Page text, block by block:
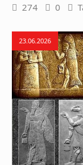
274 0
23.06.2026